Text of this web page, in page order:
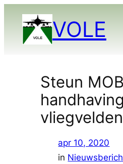
VOLE
Steun
vliegvelden
apr 10, 2020
in